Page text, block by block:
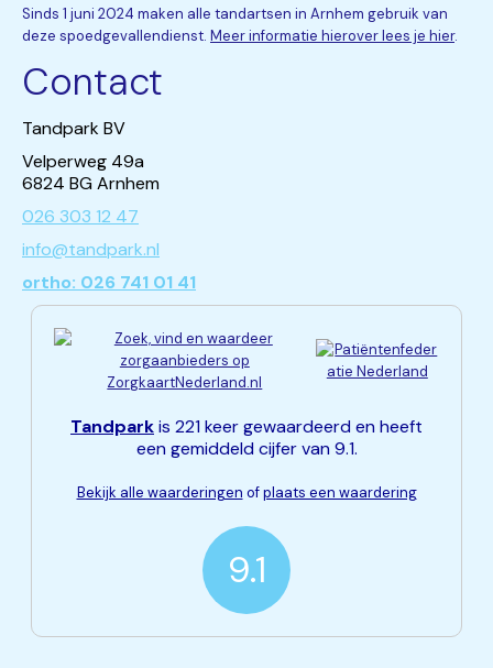
Sinds 1 juni 2024 maken alle tandartsen in Arnhem gebruik van
deze spoedgevallendienst. Meer informatie hierover lees je hier.
Contact
Tandpark BV
Velperweg 49a
6824 BG Arnhem
026 303 12 47
info@tandpark.nl
ortho: 026 741 01 41
Tandparkis 221 keer gewaardeerd en heeft
een gemiddeld cijfer van 9.1.
Bekijk alle waarderingen ofplaats een waardering
9.1